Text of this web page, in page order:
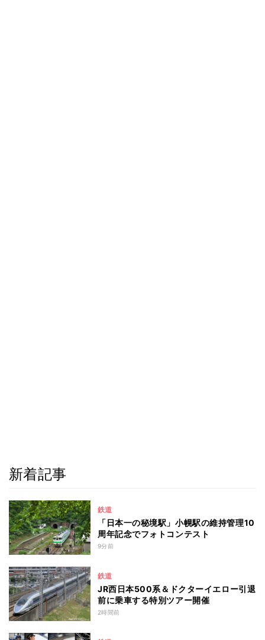
新着記事
鉄道
「日本一の秘境駅」小幌駅の維持管理10
周年記念でフォトコンテスト
9分前
鉄道
JR西日本500系＆ドクターイエロー引退
前に乗車する特別ツアー開催
2時間前